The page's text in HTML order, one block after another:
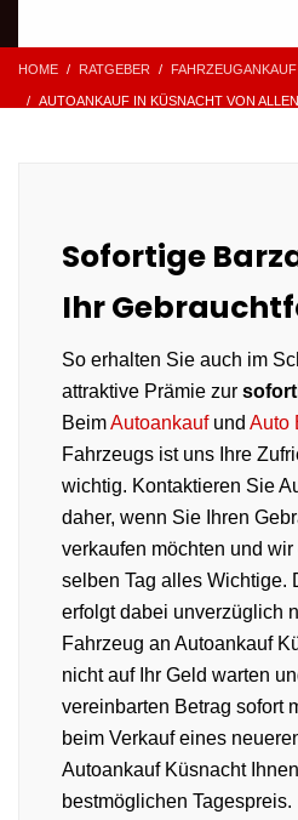
HOME RATGEBER
AUTOANKAUF IN KÜSNACHT VON
Sofortige
Ihr
So erhalten Sie auch im
attraktive Prämie zur
BeimAutoankaufund Auto
Fahrzeugs ist uns Ihre
wichtig. Kontaktieren Sie
daher, wenn Sie Ihren
verkaufen möchten und
selben Tag alles Wichtige.
erfolgt dabei unverzüglich
Fahrzeug an Autoankauf
nicht auf Ihr Geld warten
vereinbarten Betrag sofort
beim Verkauf eines
Autoankauf Küsnacht
bestmöglichen Tagespreis.